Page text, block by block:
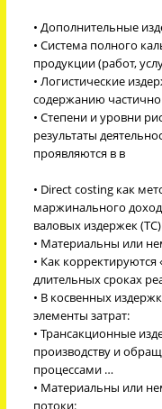
• Дополнительные
• Система полного
продукции (работ,
• Логистические
содержанию
• Степени и уровни
результаты
проявляются в в
• Direct costing как
маржинального
валовых издержек
• Материальны или
• Как
длительных сроках
• В косвенных
элементы затрат:
• Трансакционные
производству и
процессами …
• Материальны или
потоки: